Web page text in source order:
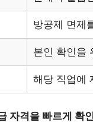
방공제 면제
본인 확인을
해당 직업에
자격을 빠르게 확